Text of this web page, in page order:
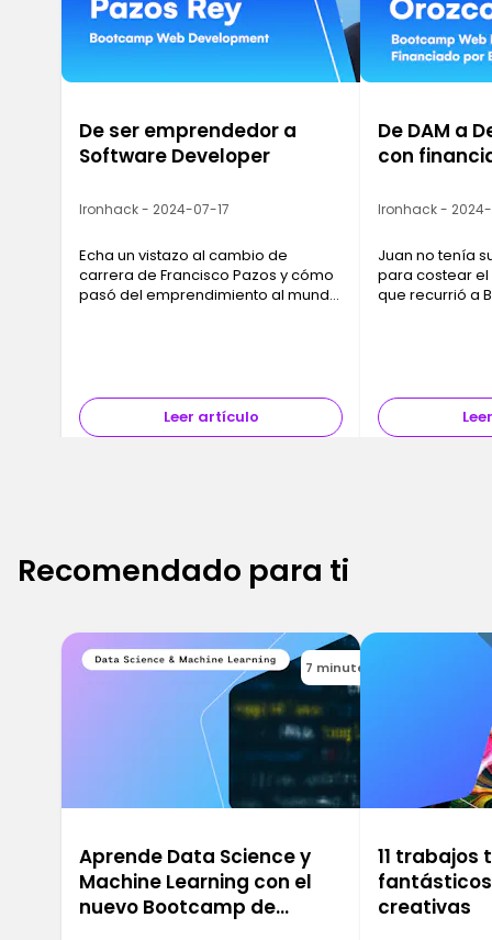
De ser emprendedor a
Software Developer
Ironhack - 2024-07-17
Echa un vistazo al cambio de
carrera de Francisco Pazos y cómo
pasó del emprendimiento al mundo
Leer artículo
De DAM a
con
Ironhack -
Juan no tenía
para costear
que recurrió a
Recomendado para ti
7 minutes
Aprende Data Science y
Machine Learning con el
nuevo Bootcamp de
11 trabajos
creativas